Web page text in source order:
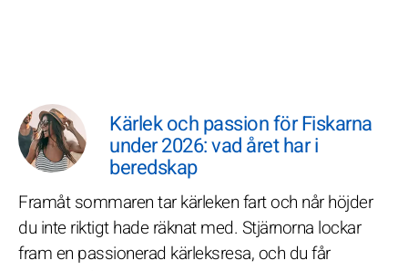
Kärlek och passion för Fiskarna
under 2026: vad året har i
beredskap
Framåt sommaren tar kärleken fart och når höjder
du inte riktigt hade räknat med. Stjärnorna lockar
fram en passionerad kärleksresa, och du får